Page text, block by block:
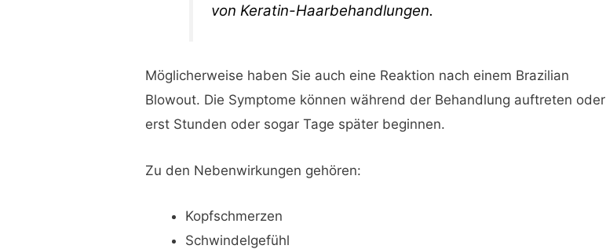
von Keratin-Haarbehandlungen.
Möglicherweise haben Sie auch eine Reaktion nach einem Brazilian
Blowout. Die Symptome können während der Behandlung auftreten oder
erst Stunden oder sogar Tage später beginnen.
Zu den Nebenwirkungen gehören:
Kopfschmerzen
Schwindelgefühl